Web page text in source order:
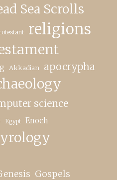
Sea Scrolls
religions
Akkadian apocrypha
science
Egypt Enoch
Gospels